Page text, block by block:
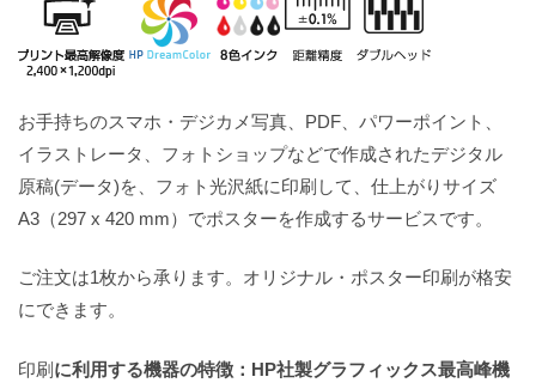
お手持ちのスマホ・デジカメ写真、PDF、パワーポイント、
イラストレータ、フォトショップなどで作成されたデジタル
原稿(データ)を、フォト光沢紙に印刷して、仕上がりサイズ
A3（297 x 420 mm）でポスターを作成するサービスです。
ご注文は1枚から承ります。オリジナル・ポスター印刷が格安
にできます。
印刷 に利用する機器の特徴：HP社製グラフィックス最高峰機